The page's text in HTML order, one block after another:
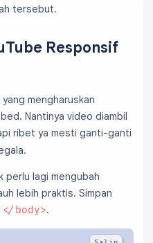
tersebut.
Responsif
mengharuskan
Nantinya video diambil
ribet ya mesti ganti-ganti
perlu lagi mengubah
lebih praktis. Simpan
</body>.